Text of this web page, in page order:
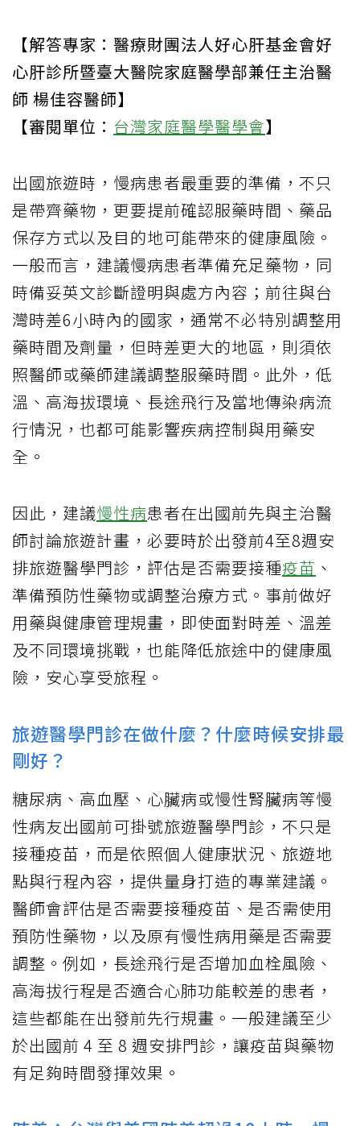
【解答專家：醫療財團法人好心肝基金會好
心肝診所暨臺大醫院家庭醫學部兼任主治醫
師 楊佳容醫師】
【審閱單位： 台灣家庭醫學醫學會】
出國旅遊時，慢病患者最重要的準備，不只
是帶齊藥物，更要提前確認服藥時間、藥品
保存方式以及目的地可能帶來的健康風險。
一般而言，建議慢病患者準備充足藥物，同
時備妥英文診斷證明與處方內容；前往與台
灣時差6小時內的國家，通常不必特別調整用
藥時間及劑量，但時差更大的地區，則須依
照醫師或藥師建議調整服藥時間。此外，低
溫、高海拔環境、長途飛行及當地傳染病流
行情況，也都可能影響疾病控制與用藥安
全。
因此，建議慢性病患者在出國前先與主治醫
師討論旅遊計畫，必要時於出發前4至8週安
排旅遊醫學門診，評估是否需要接種疫苗 、
準備預防性藥物或調整治療方式。事前做好
用藥與健康管理規畫，即使面對時差、溫差
及不同環境挑戰，也能降低旅途中的健康風
險，安心享受旅程。
旅遊醫學門診在做什麼？什麼時候安排最
剛好？
糖尿病、高血壓、心臟病或慢性腎臟病等慢
性病友出國前可掛號旅遊醫學門診，不只是
接種疫苗，而是依照個人健康狀況、旅遊地
點與行程內容，提供量身打造的專業建議。
醫師會評估是否需要接種疫苗、是否需使用
預防性藥物，以及原有慢性病用藥是否需要
調整。例如，長途飛行是否增加血栓風險、
高海拔行程是否適合心肺功能較差的患者，
這些都能在出發前先行規畫。一般建議至少
於出國前 4 至 8 週安排門診，讓疫苗與藥物
有足夠時間發揮效果。